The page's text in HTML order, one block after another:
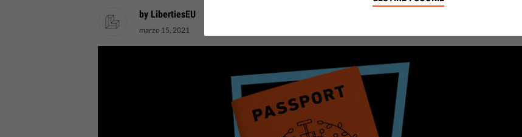
by LibertiesEU
marzo 15, 2021